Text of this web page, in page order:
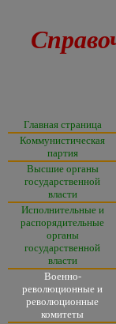
Главная страница
Коммунистическая
партия
Высшие органы
государственной
власти
Исполнительные и
распорядительные
органы
государственной
власти
Военно-
революционные и
революционные
комитеты